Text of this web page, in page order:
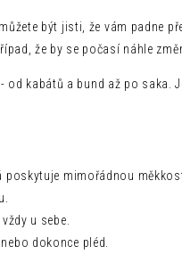
být jisti, že vám padne
že by se počasí náhle
kabátů a bund až po saka.
poskytuje mimořádnou
u sebe.
dokonce pléd.